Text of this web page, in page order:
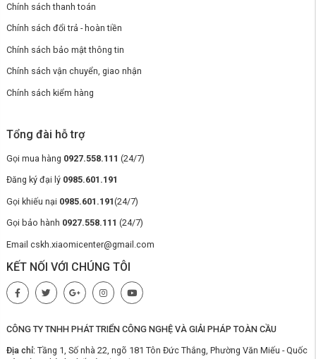
Chính sách thanh toán
Chính sách đổi trả - hoàn tiền
Chính sách bảo mật thông tin
Chính sách vận chuyển, giao nhận
Chính sách kiểm hàng
Tổng đài hỗ trợ
Gọi mua hàng 0927.558.111 (24/7)
Đăng ký đại lý 0985.601.191
Gọi khiếu nại 0985.601.191(24/7)
Gọi bảo hành 0927.558.111 (24/7)
Email cskh.xiaomicenter@gmail.com
KẾT NỐI VỚI CHÚNG TÔI
CÔNG TY TNHH PHÁT TRIỂN CÔNG NGHỆ VÀ GIẢI PHÁP TOÀN CẦU
Địa chỉ: Tầng 1, Số nhà 22, ngõ 181 Tôn Đức Thắng, Phường Văn Miếu - Quốc